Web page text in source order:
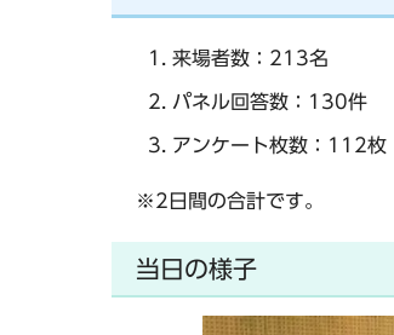
来場者数：213名
パネル回答数：130件
アンケート枚数：112枚
※2日間の合計です。
当日の様子